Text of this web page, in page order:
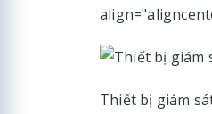
Thiết bị giám